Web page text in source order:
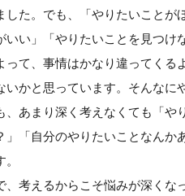
した。でも、「やりたいことが
い」「やりたいことを見つけ
て、事情はかなり違ってくる
かと思っています。そんなに
あまり深く考えなくても「や
「自分のやりたいことなんか
考えるからこそ悩みが深くな